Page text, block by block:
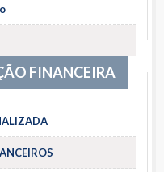
FINANCEIRA